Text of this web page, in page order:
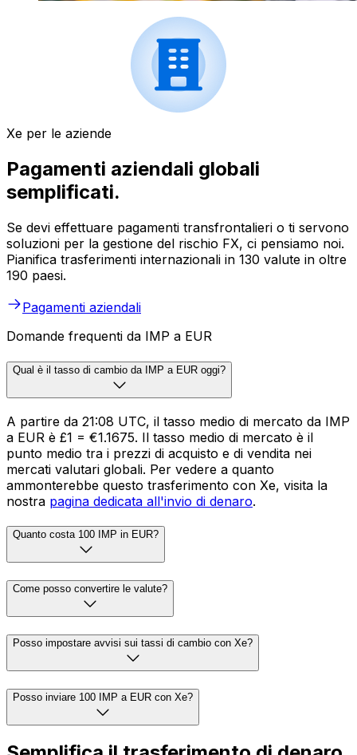
Xe per le aziende
Pagamenti aziendali globali
semplificati.
Se devi effettuare pagamenti transfrontalieri o ti servono
soluzioni per la gestione del rischio FX, ci pensiamo noi.
Pianifica trasferimenti internazionali in 130 valute in oltre
190 paesi.
Pagamenti aziendali
Domande frequenti da IMP a EUR
Qual è il tasso di cambio da IMP a EUR oggi?
A partire da 21:08 UTC, il tasso medio di mercato da IMP
a EUR è £1 = €1.1675. Il tasso medio di mercato è il
punto medio tra i prezzi di acquisto e di vendita nei
mercati valutari globali. Per vedere a quanto
ammonterebbe questo trasferimento con Xe, visita la
nostra pagina dedicata all'invio di denaro.
Quanto costa 100 IMP in EUR?
Come posso convertire le valute?
Posso impostare avvisi sui tassi di cambio con Xe?
Posso inviare 100 IMP a EUR con Xe?